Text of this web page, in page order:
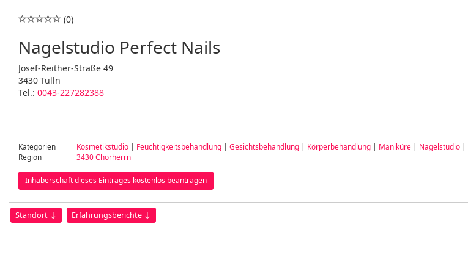
(0)
Nagelstudio Perfect Nails
Josef-Reither-Straße 49
3430 Tulln
Tel.: 0043-227282388
Kategorien Kosmetikstudio | Feuchtigkeitsbehandlung | Gesichtsbehandlung | Körperbehandlung | Maniküre | Nagelstudio |
Region
3430 Chorherrn
Inhaberschaft dieses Eintrages kostenlos beantragen
Standort ↓ Erfahrungsberichte ↓